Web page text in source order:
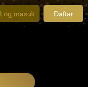
Log masuk Daftar